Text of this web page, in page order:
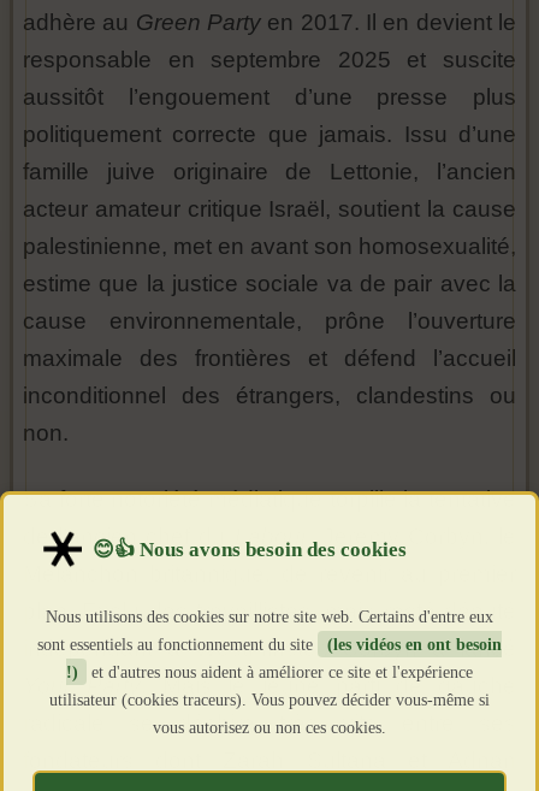
adhère au Green Party en 2017. Il en devient le
responsable en septembre 2025 et suscite
aussitôt l’engouement d’une presse plus
politiquement correcte que jamais. Issu d’une
famille juive originaire de Lettonie, l’ancien
acteur amateur critique Israël, soutient la cause
palestinienne, met en avant son homosexualité,
estime que la justice sociale va de pair avec la
cause environnementale, prône l’ouverture
maximale des frontières et défend l’accueil
inconditionnel des étrangers, clandestins ou
non.
Sa forte notoriété médiatique torpille la tentative
de l’ancien chef du
Labour
, Jeremy Corbyn, le
Mélanchon britannique, de revenir au premier
plan. Exclu des travaillistes, mais resté député
indépendant à Westminster, Corbyn a lancé
Your Party. Mais le jeune parti de gauche
radicale se déchire très vite entre ses
Nous utilisons des cookies sur notre site web. Certains d'entre eux
sont essentiels au fonctionnement du site
(les vidéos en ont besoin
!)
et d'autres nous aident à améliorer ce site et l'expérience
utilisateur (cookies traceurs). Vous pouvez décider vous-même si
vous autorisez ou non ces cookies.